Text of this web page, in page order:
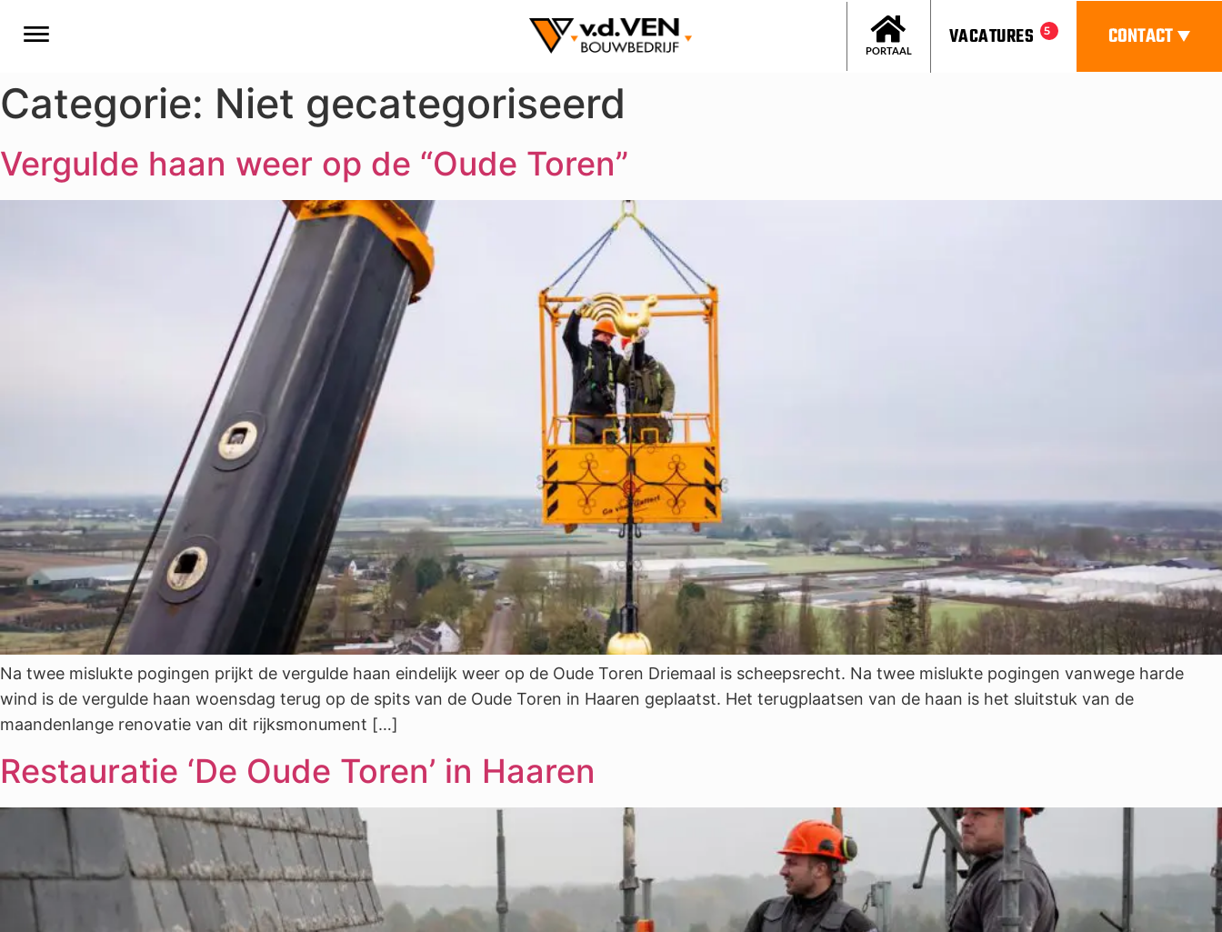
PORTAAL VACATURES 5 CONTACT
Categorie: Niet gecategoriseerd
Vergulde haan weer op de “Oude Toren”
Na twee mislukte pogingen prijkt de vergulde haan eindelijk weer op de Oude Toren Driemaal is scheepsrecht. Na twee mislukte pogingen vanwege harde
wind is de vergulde haan woensdag terug op de spits van de Oude Toren in Haaren geplaatst. Het terugplaatsen van de haan is het sluitstuk van de
maandenlange renovatie van dit rijksmonument […]
Restauratie ‘De Oude Toren’ in Haaren